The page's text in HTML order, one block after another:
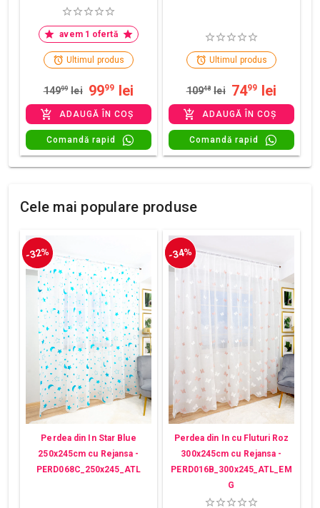
avem 1 ofertă
Ultimul produs
14999 lei 9999 lei
ADAUGĂ ÎN COȘ
Comandă rapid
Ultimul produs
10948 lei 7499 lei
ADAUGĂ ÎN COȘ
Comandă rapid
Cele mai populare produse
-32%
Perdea din In Star Blue
250x245cm cu Rejansa -
PERD068C_250x245_ATL
-34%
Perdea din In cu Fluturi Roz
300x245cm cu Rejansa -
PERD016B_300x245_ATL_EM
G